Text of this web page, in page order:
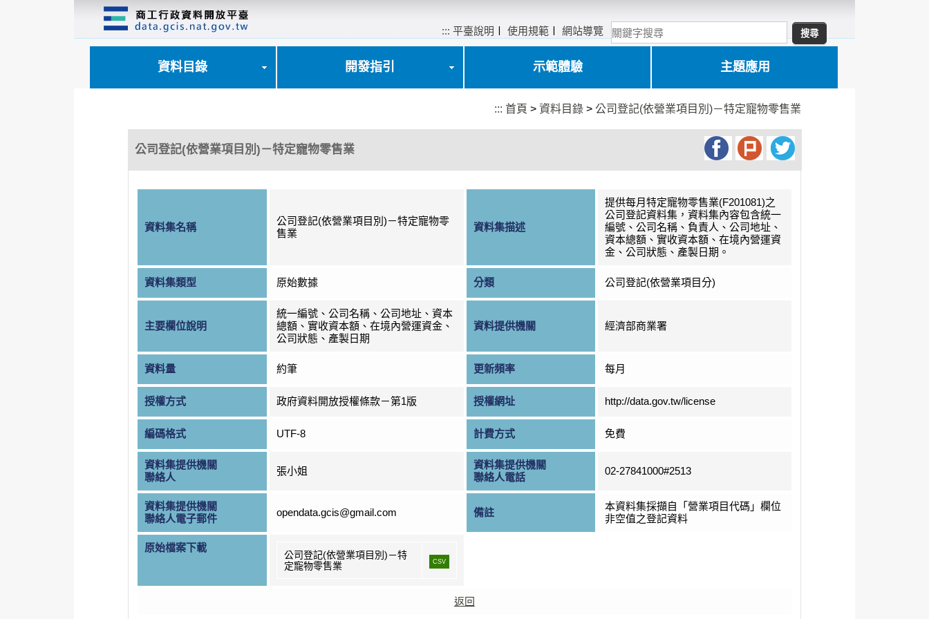
::: 平臺說明 〡使用規範 〡網站導覽
資料目錄 開發指引 示範體驗 主題應用
::: 首頁 >資料目錄 >公司登記(依營業項目別)－特定寵物零售業
公司登記(依營業項目別)－特定寵物零售業
資料集名稱
公司登記(依營業項目別)－特定寵物零
售業
資料集描述
提供每月特定寵物零售業(F201081)之
公司登記資料集，資料集內容包含統一
編號、公司名稱、負責人、公司地址、
資本總額、實收資本額、在境內營運資
金、公司狀態、產製日期。
資料集類型 原始數據 分類 公司登記(依營業項目分)
主要欄位說明
統一編號、公司名稱、公司地址、資本
總額、實收資本額、在境內營運資金、
公司狀態、產製日期
資料提供機關 經濟部商業署
資料量 約筆 更新頻率 每月
授權方式 政府資料開放授權條款－第1版 授權網址 http://data.gov.tw/license
編碼格式 UTF-8 計費方式 免費
資料集提供機關
聯絡人
張小姐
資料集提供機關
聯絡人電話
02-27841000#2513
資料集提供機關
聯絡人電子郵件
opendata.gcis@gmail.com 備註
本資料集採擷自「營業項目代碼」欄位
非空值之登記資料
原始檔案下載
公司登記(依營業項目別)－特
定寵物零售業
CSV
返回